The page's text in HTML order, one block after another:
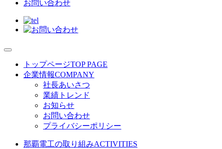
お問い合わせ
トップページTOP PAGE
企業情報COMPANY
社長あいさつ
業績トレンド
お知らせ
お問い合わせ
プライバシーポリシー
那覇電工の取り組みACTIVITIES